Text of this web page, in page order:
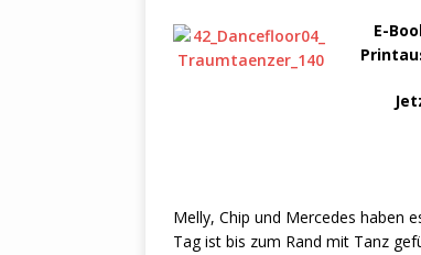
E-
Melly, Chip und Mercedes haben
Tag ist bis zum Rand mit Tanz